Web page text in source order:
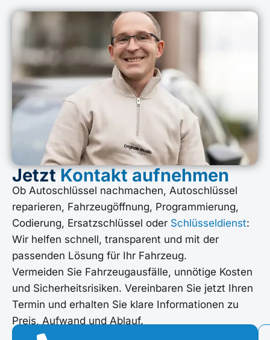
JetztKontakt aufnehmen
Ob Autoschlüssel nachmachen, Autoschlüssel
reparieren, Fahrzeugöffnung, Programmierung,
Codierung, Ersatzschlüssel oder Schlüsseldienst:
Wir helfen schnell, transparent und mit der
passenden Lösung für Ihr Fahrzeug.
Vermeiden Sie Fahrzeugausfälle, unnötige Kosten
und Sicherheitsrisiken. Vereinbaren Sie jetzt Ihren
Termin und erhalten Sie klare Informationen zu
Preis, Aufwand und Ablauf.